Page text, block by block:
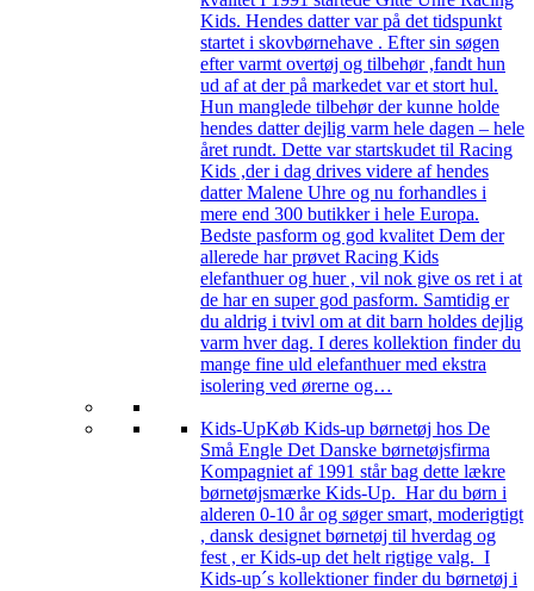
Kids. Hendes datter var på det tidspunkt
startet i skovbørnehave . Efter sin søgen
efter varmt overtøj og tilbehør ,fandt hun
ud af at der på markedet var et stort hul.
Hun manglede tilbehør der kunne holde
hendes datter dejlig varm hele dagen – hele
året rundt. Dette var startskudet til Racing
Kids ,der i dag drives videre af hendes
datter Malene Uhre og nu forhandles i
mere end 300 butikker i hele Europa.
Bedste pasform og god kvalitet Dem der
allerede har prøvet Racing Kids
elefanthuer og huer , vil nok give os ret i at
de har en super god pasform. Samtidig er
du aldrig i tvivl om at dit barn holdes dejlig
varm hver dag. I deres kollektion finder du
mange fine uld elefanthuer med ekstra
isolering ved ørerne og…
Kids-UpKøb Kids-up børnetøj hos De
Små Engle Det Danske børnetøjsfirma
Kompagniet af 1991 står bag dette lækre
børnetøjsmærke Kids-Up. Har du børn i
alderen 0-10 år og søger smart, moderigtigt
, dansk designet børnetøj til hverdag og
fest , er Kids-up det helt rigtige valg. I
Kids-up´s kollektioner finder du børnetøj i